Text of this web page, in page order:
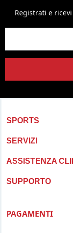
Registrati e
SPORTS
SERVIZI
ASSISTENZA
SUPPORTO
PAGAMENTI